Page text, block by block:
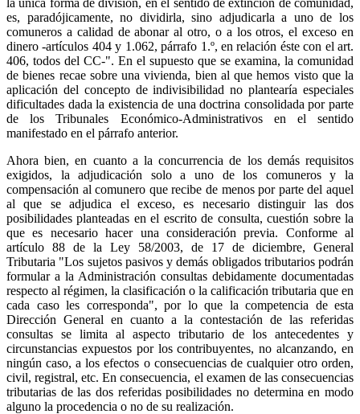
es, paradójicamente, no dividirla, sino adjudicarla a uno de los
comuneros a calidad de abonar al otro, o a los otros, el exceso en
dinero -artículos 404 y 1.062, párrafo 1.º, en relación éste con el art.
406, todos del CC-". En el supuesto que se examina, la comunidad
de bienes recae sobre una vivienda, bien al que hemos visto que la
aplicación del concepto de indivisibilidad no plantearía especiales
dificultades dada la existencia de una doctrina consolidada por parte
de los Tribunales Económico-Administrativos en el sentido
manifestado en el párrafo anterior.
Ahora bien, en cuanto a la concurrencia de los demás requisitos
exigidos, la adjudicación solo a uno de los comuneros y la
compensación al comunero que recibe de menos por parte del aquel
al que se adjudica el exceso, es necesario distinguir las dos
posibilidades planteadas en el escrito de consulta, cuestión sobre la
que es necesario hacer una consideración previa. Conforme al
artículo 88 de la Ley 58/2003, de 17 de diciembre, General
Tributaria "Los sujetos pasivos y demás obligados tributarios podrán
formular a la Administración consultas debidamente documentadas
respecto al régimen, la clasificación o la calificación tributaria que en
cada caso les corresponda", por lo que la competencia de esta
Dirección General en cuanto a la contestación de las referidas
consultas se limita al aspecto tributario de los antecedentes y
circunstancias expuestos por los contribuyentes, no alcanzando, en
ningún caso, a los efectos o consecuencias de cualquier otro orden,
civil, registral, etc. En consecuencia, el examen de las consecuencias
tributarias de las dos referidas posibilidades no determina en modo
alguno la procedencia o no de su realización.